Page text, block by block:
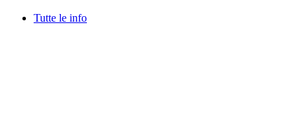
Tutte le info